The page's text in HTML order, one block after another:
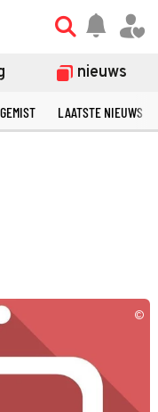
nieuws
GEMIST LAATSTE NIEUWS
©